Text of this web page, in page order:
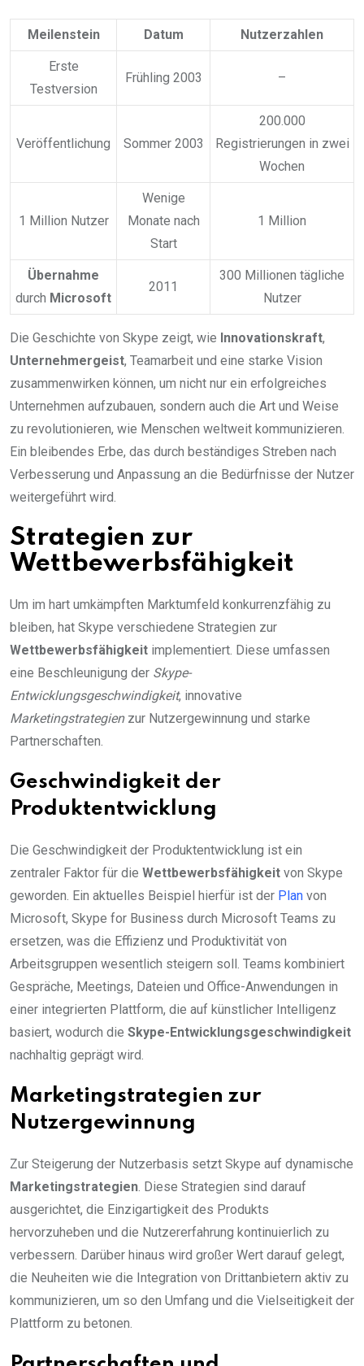
Meilenstein Datum Nutzerzahlen
Erste
Testversion
Frühling 2003 –
Veröffentlichung Sommer 2003
200.000
Registrierungen in zwei
Wochen
1 Million Nutzer
Wenige
Monate nach
Start
1 Million
Übernahme
durch Microsoft
2011
300 Millionen tägliche
Nutzer
Die Geschichte von Skype zeigt, wie Innovationskraft,
Unternehmergeist, Teamarbeit und eine starke Vision
zusammenwirken können, um nicht nur ein erfolgreiches
Unternehmen aufzubauen, sondern auch die Art und Weise
zu revolutionieren, wie Menschen weltweit kommunizieren.
Ein bleibendes Erbe, das durch beständiges Streben nach
Verbesserung und Anpassung an die Bedürfnisse der Nutzer
weitergeführt wird.
Strategien zur
Wettbewerbsfähigkeit
Um im hart umkämpften Marktumfeld konkurrenzfähig zu
bleiben, hat Skype verschiedene Strategien zur
Wettbewerbsfähigkeit implementiert. Diese umfassen
eine Beschleunigung der Skype-
Entwicklungsgeschwindigkeit, innovative
Marketingstrategienzur Nutzergewinnung und starke
Partnerschaften.
Geschwindigkeit der
Produktentwicklung
Die Geschwindigkeit der Produktentwicklung ist ein
zentraler Faktor für die Wettbewerbsfähigkeit von Skype
geworden. Ein aktuelles Beispiel hierfür ist der Plan von
Microsoft, Skype for Business durch Microsoft Teams zu
ersetzen, was die Effizienz und Produktivität von
Arbeitsgruppen wesentlich steigern soll. Teams kombiniert
Gespräche, Meetings, Dateien und Office-Anwendungen in
einer integrierten Plattform, die auf künstlicher Intelligenz
basiert, wodurch die Skype-Entwicklungsgeschwindigkeit
nachhaltig geprägt wird.
Marketingstrategien zur
Nutzergewinnung
Zur Steigerung der Nutzerbasis setzt Skype auf dynamische
Marketingstrategien. Diese Strategien sind darauf
ausgerichtet, die Einzigartigkeit des Produkts
hervorzuheben und die Nutzererfahrung kontinuierlich zu
verbessern. Darüber hinaus wird großer Wert darauf gelegt,
die Neuheiten wie die Integration von Drittanbietern aktiv zu
kommunizieren, um so den Umfang und die Vielseitigkeit der
Plattform zu betonen.